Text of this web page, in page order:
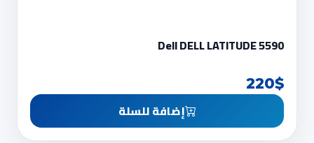
Dell DELL LATITUDE 5590
220$
إضافة للسلة